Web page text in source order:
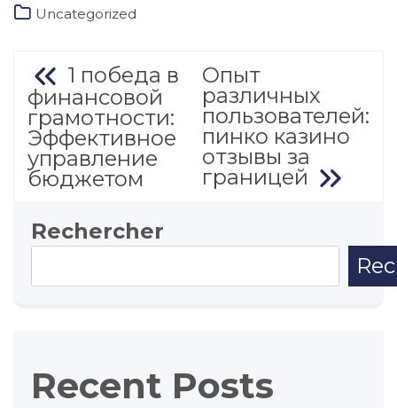
Uncategorized
Navigation
de
l’article
1 победа в
финансовой
грамотности:
Эффективное
управление
бюджетом
Опыт
различных
пользователей:
пинко казино
отзывы за
границей
Rechercher
Recent Posts